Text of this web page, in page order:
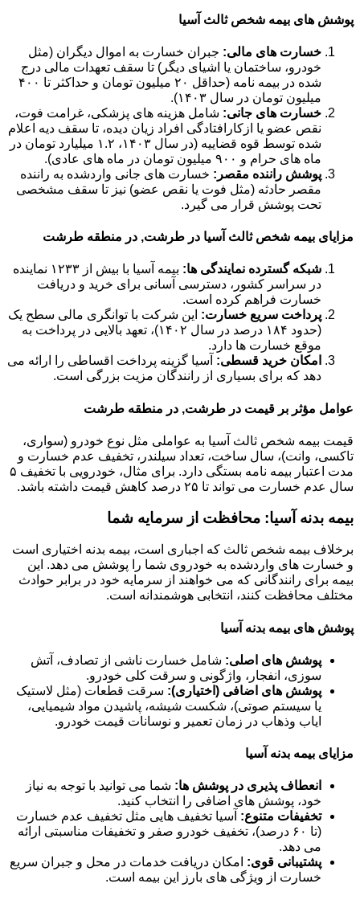
پوشش های بیمه شخص ثالث آسیا
خسارت های مالی: جبران خسارت به اموال دیگران (مثل
خودرو، ساختمان یا اشیای دیگر) تا سقف تعهدات مالی درج
شده در بیمه نامه (حداقل ۲۰ میلیون تومان و حداکثر تا ۴۰۰
میلیون تومان در سال ۱۴۰۳).
خسارت های جانی: شامل هزینه های پزشکی، غرامت فوت،
نقص عضو یا ازکارافتادگی افراد زیان دیده، تا سقف دیه اعلام
شده توسط قوه قضاییه (در سال ۱۴۰۳، ۱.۲ میلیارد تومان در
ماه های حرام و ۹۰۰ میلیون تومان در ماه های عادی).
پوشش راننده مقصر: خسارت های جانی واردشده به راننده
مقصر حادثه (مثل فوت یا نقص عضو) نیز تا سقف مشخصی
تحت پوشش قرار می گیرد.
مزایای بیمه شخص ثالث آسیا در طرشت, در منطقه طرشت
شبکه گسترده نمایندگی ها:
بیمه آسیا با بیش از ۱۲۳۳ نماینده
در سراسر کشور، دسترسی آسانی برای خرید و دریافت
خسارت فراهم کرده است.
پرداخت سریع خسارت: این شرکت با توانگری مالی سطح یک
(حدود ۱۸۴ درصد در سال ۱۴۰۲)، تعهد بالایی در پرداخت به
موقع خسارت ها دارد.
امکان خرید قسطی: آسیا گزینه پرداخت اقساطی را ارائه می
دهد که برای بسیاری از رانندگان مزیت بزرگی است.
عوامل مؤثر بر قیمت در طرشت, در منطقه طرشت
قیمت بیمه شخص ثالث آسیا به عواملی مثل نوع خودرو (سواری،
تاکسی، وانت)، سال ساخت، تعداد سیلندر، تخفیف عدم خسارت و
مدت اعتبار بیمه نامه بستگی دارد. برای مثال، خودرویی با تخفیف ۵
سال عدم خسارت می تواند تا ۲۵ درصد کاهش قیمت داشته باشد.
بیمه بدنه آسیا: محافظت از سرمایه شما
برخلاف بیمه شخص ثالث که اجباری است، بیمه بدنه اختیاری است
و خسارت های واردشده به خودروی شما را پوشش می دهد. این
بیمه برای رانندگانی که می خواهند از سرمایه خود در برابر حوادث
مختلف محافظت کنند، انتخابی هوشمندانه است.
پوشش های بیمه بدنه آسیا
پوشش های اصلی: شامل خسارت ناشی از تصادف، آتش
سوزی، انفجار، واژگونی و سرقت کلی خودرو.
پوشش های اضافی (اختیاری): سرقت قطعات (مثل لاستیک
یا سیستم صوتی)، شکست شیشه، پاشیدن مواد شیمیایی،
ایاب وذهاب در زمان تعمیر و نوسانات قیمت خودرو.
مزایای بیمه بدنه آسیا
انعطاف پذیری در پوشش ها: شما می توانید با توجه به نیاز
خود، پوشش های اضافی را انتخاب کنید.
تخفیفات متنوع: آسیا تخفیف هایی مثل تخفیف عدم خسارت
(تا ۶۰ درصد)، تخفیف خودرو صفر و تخفیفات مناسبتی ارائه
می دهد.
پشتیبانی قوی: امکان دریافت خدمات در محل و جبران سریع
خسارت از ویژگی های بارز این بیمه است.